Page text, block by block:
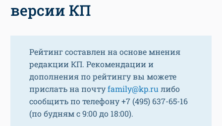
версии КП
Рейтинг составлен на основе мнения
редакции КП. Рекомендации и
дополнения по рейтингу вы можете
прислать на почтуfamily@kp.ruлибо
сообщить по телефону +7 (495) 637-65-16
(по будням с 9:00 до 18:00).